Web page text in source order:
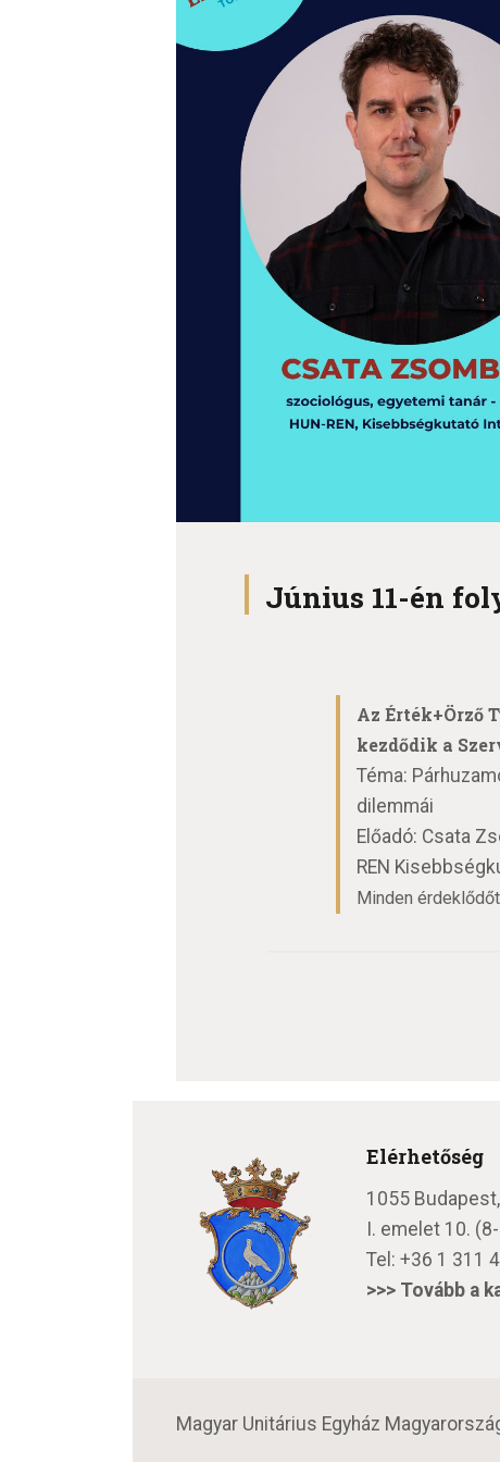
Június 11-én
Az Érték+Örző
kezdődik a
Téma:
dilemmái
Előadó: Csata
REN
Minden
Elérhetőség
1055
I. emelet 10.
Tel: +36 1 311
>>> Tovább a
Magyar Unitárius Egyház